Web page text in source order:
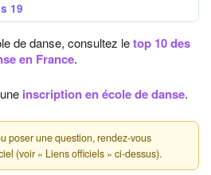
19
de danse, consultez letop 10 des
en France.
inscription en école de danse.
poser une question, rendez-vous
(voir « Liens officiels » ci-dessus).